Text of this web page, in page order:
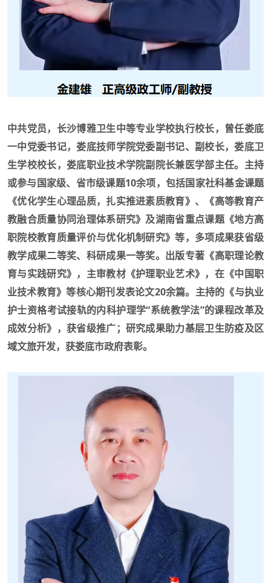
中共党员，长沙博雅卫生中等专业学校执行校长，曾任娄底
一中党委书记，娄底技师学院党委副书记、副校长，娄底卫
生学校校长，娄底职业技术学院副院长兼医学部主任。主持
或参与国家级、省市级课题10余项，包括国家社科基金课题
《优化学生心理品质，扎实推进素质教育》、《高等教育产
教融合质量协同治理体系研究》及湖南省重点课题《地方高
职院校教育质量评价与优化机制研究》等，多项成果获省级
教学成果二等奖、科研成果一等奖。出版专著《高职理论教
育与实践研究》，主审教材《护理职业艺术》，在《中国职
业技术教育》等核心期刊发表论文20余篇。主持的《与执业
护士资格考试接轨的内科护理学“系统教学法”的课程改革及
成效分析》，获省级推广；研究成果助力基层卫生防疫及区
域文旅开发，获娄底市政府表彰。